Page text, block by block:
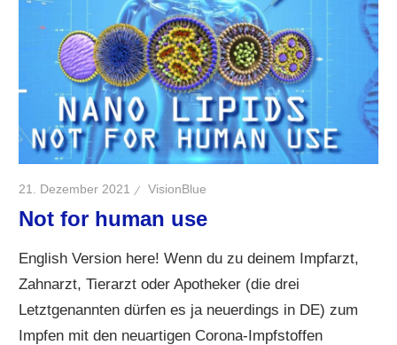
21. Dezember 2021 VisionBlue
Not for human use
English Version here! Wenn du zu deinem Impfarzt,
Zahnarzt, Tierarzt oder Apotheker (die drei
Letztgenannten dürfen es ja neuerdings in DE) zum
Impfen mit den neuartigen Corona-Impfstoffen